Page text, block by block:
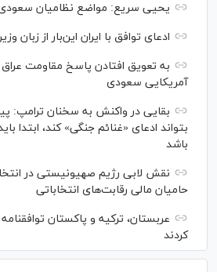
یحیی سریع: مواضع نظامیان سعودی
ادعای توافق با ایران این‌بار از زبان
به تعویق افتادن پاسخ مقاومت عراق
آمریکایی سعودی
بقایی در واکنش به سخنان ترامپ:
بتواند ادعای «غنائم جنگی» کند، ابتدا
باشد
نقش لابی رژیم صهیونیستی در
حامیان مالی رقابت‌های انتخاباتی
عربستان، ترکیه و پاکستان
کردند